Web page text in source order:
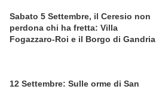
Sabato 5 Settembre, il Ceresio non
perdona chi ha fretta: Villa
Fogazzaro-Roi e il Borgo di Gandria
12 Settembre: Sulle orme di San